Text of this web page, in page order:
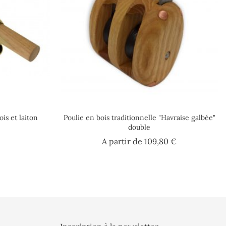
et laiton
Poulie en bois traditionnelle "Havraise galbée"
double
A partir de109,80 €Prix